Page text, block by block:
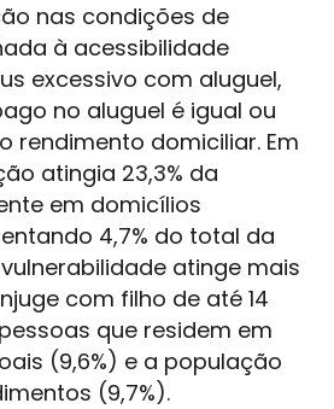
nas condições de
à acessibilidade
excessivo com aluguel,
no aluguel é igual ou
rendimento domiciliar. Em
atingia 23,3% da
em domicílios
4,7% do total da
atinge mais
com filho de até 14
que residem em
(9,6%) e a população
(9,7%).